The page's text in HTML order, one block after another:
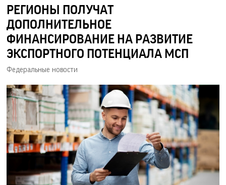
РЕГИОНЫ ПОЛУЧАТ
ДОПОЛНИТЕЛЬНОЕ
ФИНАНСИРОВАНИЕ НА РАЗВИТИЕ
ЭКСПОРТНОГО ПОТЕНЦИАЛА МСП
Федеральные новости